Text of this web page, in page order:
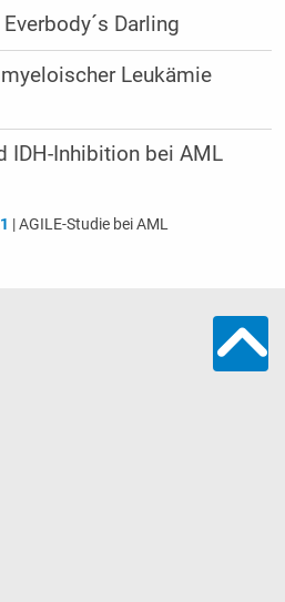
Darling
Leukämie
IDH-Inhibition bei AML
| AGILE-Studie bei AML